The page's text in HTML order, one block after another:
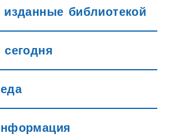
библиотекой